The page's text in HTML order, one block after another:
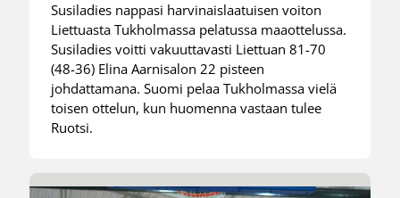
Susiladies nappasi harvinaislaatuisen voiton
Liettuasta Tukholmassa pelatussa maaottelussa.
Susiladies voitti vakuuttavasti Liettuan 81-70
(48-36) Elina Aarnisalon 22 pisteen
johdattamana. Suomi pelaa Tukholmassa vielä
toisen ottelun, kun huomenna vastaan tulee
Ruotsi.